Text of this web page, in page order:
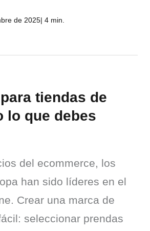
de 2025| 4 min.
tiendas de
lo que debes
del ecommerce, los
han sido líderes en el
Crear una marca de
seleccionar prendas